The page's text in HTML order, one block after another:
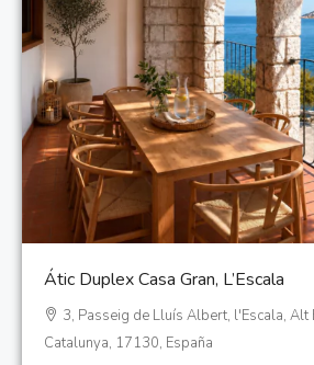
Átic Duplex Casa Gran, L’Escala
3, Passeig de Lluís Albert, l'Escala, Alt
Catalunya, 17130, España